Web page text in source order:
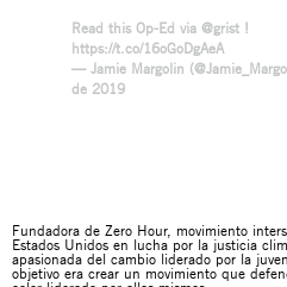
Read this Op-Ed via @grist !
https://t.co/16oGoDgAeA
— Jamie Margolin
de 2019
Fundadora de Zero Hour, movimiento
Estados Unidos en lucha por la justicia
apasionada del cambio liderado por la
objetivo era crear un movimiento que